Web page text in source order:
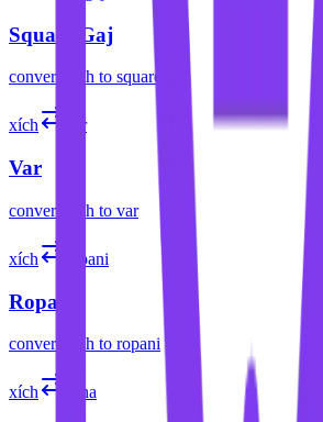
Square Gaj
convert xích to square gaj
xích var
Var
convert xích to var
xích ropani
Ropani
convert xích to ropani
xích aana